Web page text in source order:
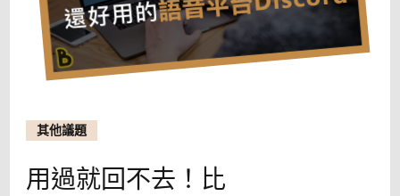
其他議題
用過就回不去！比